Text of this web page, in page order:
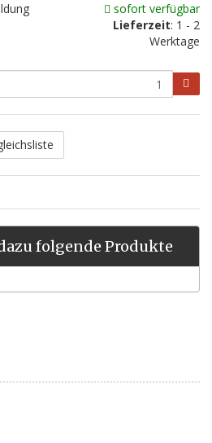
sofort verfügbar
Lieferzeit: 1 - 2
Werktage
folgende Produkte